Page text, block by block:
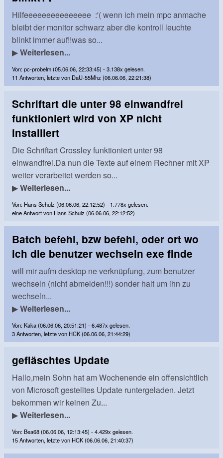
Hilfeeeeeeeeeeeeeee :'( wenn ich mein mpc anmache
bleibt der monitor schwarz aber die kontroll leuchte
blinkt immer auf!!was so...
▶Weiterlesen...
Von: pc-probelm (05.06.06, 22:33:45) - 3.138x gelesen.
11 Antworten, letzte von DaU-55Mhz (06.06.06, 22:21:38)
Schriftart die unter 98 einwandfrei
funktioniert wird von XP nicht
installiert
Die Schriftart Crossley funktioniert unter 98
einwandfrei.Da nun die Texte auf einem Rechner mit XP
weiter verarbeitet werden so...
▶Weiterlesen...
Von: Hans Schulz (06.06.06, 22:12:52) - 1.778x gelesen.
eine Antwort von Hans Schulz (06.06.06, 22:12:52)
Batch befehl, bzw befehl, oder ort wo
ich die benutzer wechseln exe finde
will mir aufm desktop ne verknüpfung, zum benutzer
wechseln (nicht abmelden!!!) sonder halt um ihn zu
wechseln...
▶Weiterlesen...
Von: Kaka (06.06.06, 20:51:21) - 6.487x gelesen.
3 Antworten, letzte von HCK (06.06.06, 21:44:29)
gefläschtes Update
Hallo,mein Sohn hat am Wochenende ein offensichtlich
von Microsoft gestelltes Update runtergeladen. Jetzt
bekommen wir keinen Zu...
▶Weiterlesen...
Von: Bea68 (06.06.06, 12:13:45) - 4.429x gelesen.
15 Antworten, letzte von HCK (06.06.06, 21:40:37)